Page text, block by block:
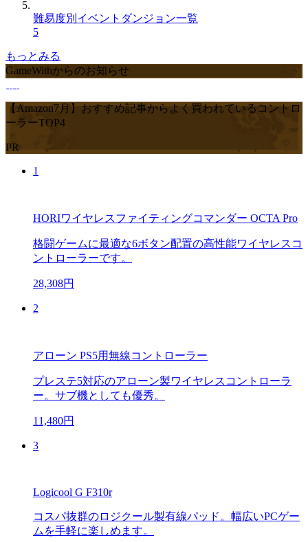
難易度別イベントダンジョン一覧
5
もっとみる
GameWithからのお知らせ
【Amazon7月】おすすめ記事からよく買われているコントロ
ーラーTOP4
PR
1
HORIワイヤレスファイティングコマンダー OCTA Pro
格闘ゲームに最適な6ボタン配置の高性能ワイヤレスコ
ントローラーです。
28,308円
2
アローン PS5用無線コントローラー
プレステ5対応のアローン製ワイヤレスコントローラ
ー。サブ機としても優秀。
11,480円
3
Logicool G F310r
コスパ抜群のロジクール製有線パッド。幅広いPCゲー
ムを手軽に楽しめます。